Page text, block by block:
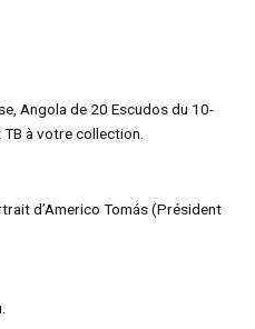
Angola de 20 Escudos du 10-
à votre collection.
d’Americo Tomás (Président